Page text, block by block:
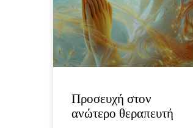
Προσευχή στον
ανώτερο θεραπευτή